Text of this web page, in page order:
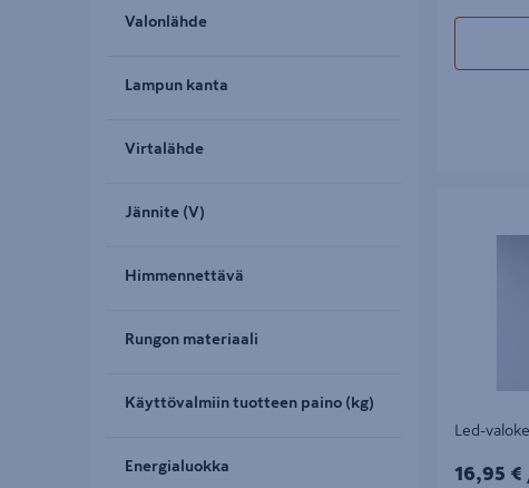
Valonlähde
Lampun kanta
Virtalähde
Jännite (V)
Himmennettävä
Rungon materiaali
Käyttövalmiin tuotteen paino (kg)
Energialuokka
Led-
16,95 €